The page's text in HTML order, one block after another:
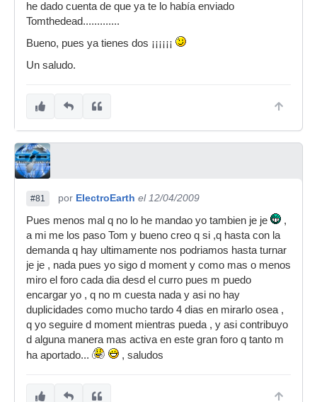
he dado cuenta de que ya te lo había enviado
Tomthedead.............
Bueno, pues ya tienes dos ¡¡¡¡¡¡
Un saludo.
#81 por ElectroEarth el 12/04/2009
Pues menos mal q no lo he mandao yo tambien je je
,
a mi me los paso Tom y bueno creo q si ,q hasta con la
demanda q hay ultimamente nos podriamos hasta turnar
je je , nada pues yo sigo d moment y como mas o menos
miro el foro cada dia desd el curro pues m puedo
encargar yo , q no m cuesta nada y asi no hay
duplicidades como mucho tardo 4 dias en mirarlo osea ,
q yo seguire d moment mientras pueda , y asi contribuyo
d alguna manera mas activa en este gran foro q tanto m
ha aportado...
, saludos